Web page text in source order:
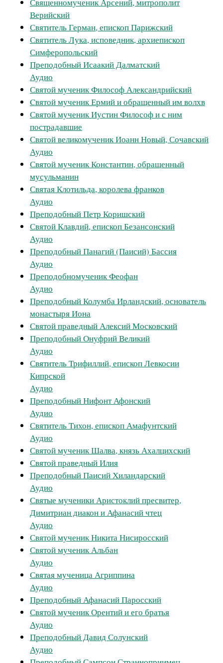
Священномученик Арсений, митрополит
Верийский
Святитель Герман, епископ Парижский
Святитель Лука, исповедник, архиепископ
Симферопольский
Преподобный Исаакий Далматский
Аудио
Святой мученик Философ Александрийский
Cвятой мученик Ермий и обращенный им волхв
Святой мученик Иустин Философ и с ним
пострадавшие
Святой великомученик Иоанн Новый, Сочавский
Аудио
Святой мученик Константин, обращенный
мусульманин
Святая Клотильда, королева франков
Аудио
Преподобный Петр Коришский
Святой Клавдий, епископ Безансонский
Аудио
Преподобный Панагий (Паисий) Бассия
Аудио
Преподобномученик Феофан
Аудио
Преподобный Колумба Ирландский, основатель
монастыря Иона
Святой праведный Алексий Московский
Преподобный Онуфрий Великий
Аудио
Святитель Трифиллий, епископ Левкосии
Кипрской
Аудио
Преподобный Нифонт Афонский
Аудио
Святитель Тихон, епископ Амафунтский
Аудио
Святой мученик Шалва, князь Ахалцихский
Святой праведный Илия
Преподобный Паисий Хиландарский
Аудио
Святые мученики Аристоклий пресвитер,
Димитриан диакон и Афанасий чтец
Аудио
Святой мученик Никита Нисиросский
Святой мученик Альбан
Аудио
Святая мученица Агриппина
Аудио
Преподобный Афанасий Паросский
Святой мученик Орентий и его братья
Аудио
Преподобный Давид Солунский
Аудио